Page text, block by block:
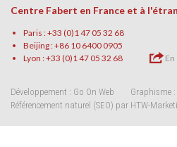
Centre Fabert en France et à
Paris : +33 (0)1 47 05 32 68
Beijing : +86 10 6400 0905
Lyon : +33 (0)1 47 05 32 68
Développement : Go On Web Graphisme :
Référencement naturel (SEO) par HTW-